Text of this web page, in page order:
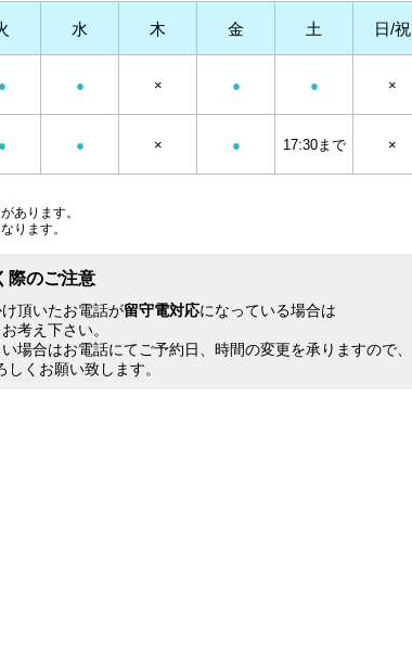
あります。
ります。
水 木 金 土 日/祝
● ● × ● ● ×
● ● × ● 17:30まで ×
際のご注意
頂いたお電話が留守電対応になっている場合は
考え下さい。
場合はお電話にてご予約日、時間の変更を承りますので、
くお願い致します。